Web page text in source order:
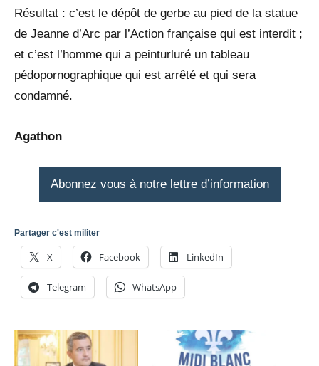
Résultat : c’est le dépôt de gerbe au pied de la statue
de Jeanne d’Arc par l’Action française qui est interdit ;
et c’est l’homme qui a peinturluré un tableau
pédopornographique qui est arrêté et qui sera
condamné.
Agathon
Abonnez vous à notre lettre d’information
Partager c'est militer
X Facebook LinkedIn
Telegram WhatsApp